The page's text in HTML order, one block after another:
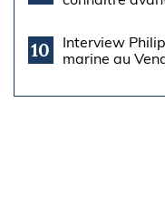
10
Interview
marine au